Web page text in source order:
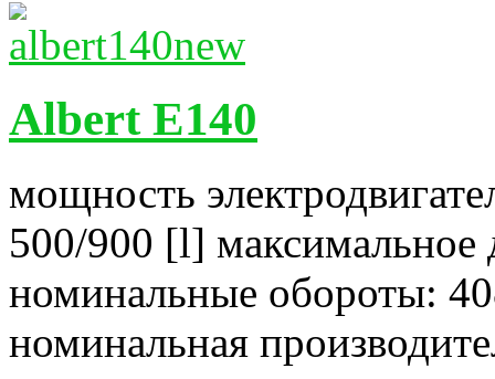
Albert E140
мощность
500/900 [l] максимальное
номинальные обороты:
номинальная